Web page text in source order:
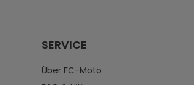
SERVICE
Über FC-Moto